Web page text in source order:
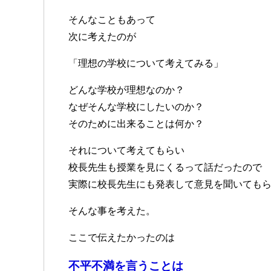
そんなこともあって
次に考えたのが
「理想の学校について考えてみる」
どんな学校が理想なのか？
なぜそんな学校にしたいのか？
そのために出来ることは何か？
それについて考えてもらい
校長先生も授業を見にくるって話だったので
実際に校長先生にも発表して意見を聞いても
そんな事を考えた。
ここで伝えたかったのは
不平不満を言うことは